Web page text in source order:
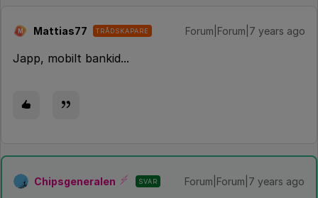
M Mattias77 TRÅDSKAPARE Forum|Forum|7 years ago
Japp, mobilt bankid...
Chipsgeneralen SVAR Forum|Forum|7 years ago